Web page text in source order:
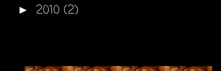
► 2010 (2)